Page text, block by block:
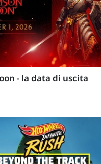
- la data di uscita